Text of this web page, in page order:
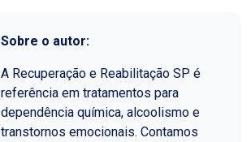
Sobre o autor:
A Recuperação e Reabilitação SP é
referência em tratamentos para
dependência química, alcoolismo e
transtornos emocionais. Contamos